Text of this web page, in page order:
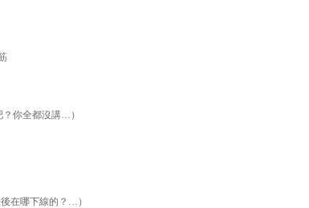
？你全都沒講…）
在哪下線的？…）